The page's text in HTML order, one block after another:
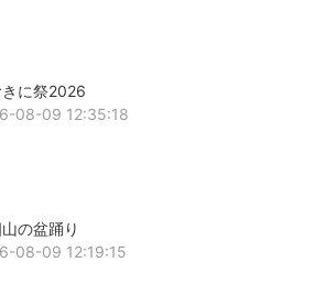
きに祭2026
08-09 12:35:18
の盆踊り
08-09 12:19:15